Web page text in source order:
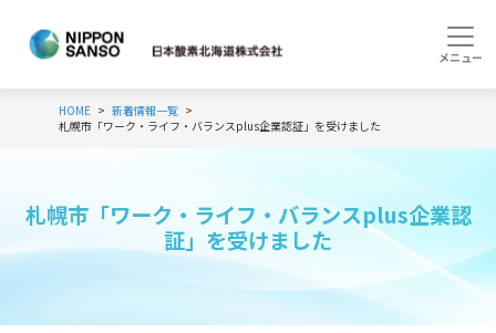
HOME
新着情報一覧
札幌市「ワーク・ライフ・バランスplus企業認証」を受けました
札幌市「ワーク・ライフ・バランスplus企業認
証」を受けました